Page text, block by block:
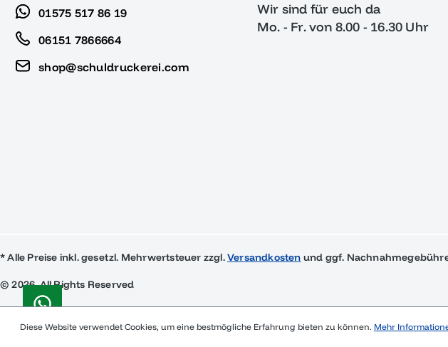
01575 517 86 19
06151 7866664
shop@schuldruckerei.com
Wir sind für euch da
Mo. - Fr. von 8.00 - 16.30 Uhr
* Alle Preise inkl. gesetzl. Mehrwertsteuer zzgl.Versandkosten und ggf.
© 2026, All Rights Reserved
Diese Website verwendet Cookies, um eine bestmögliche Erfahrung bieten zu können. Mehr